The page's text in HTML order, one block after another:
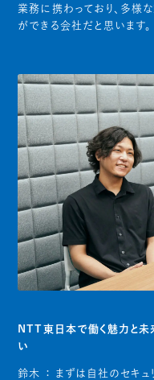
業務に携わっており、多様
ができる会社だと思います。
NTT東日本で働く魅力と未
い
鈴木 ：
まずは自社のセキュ